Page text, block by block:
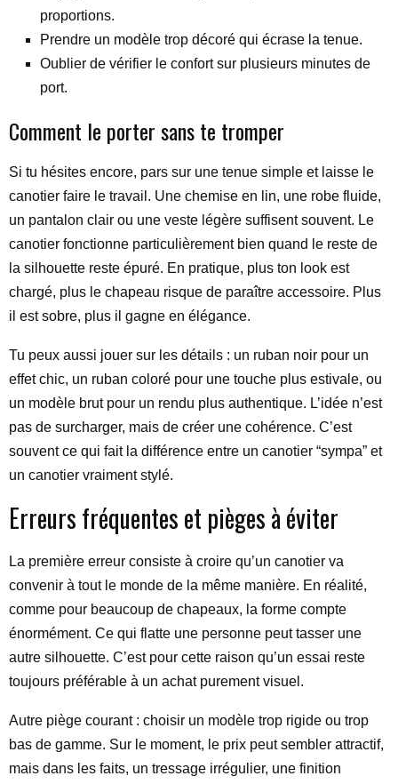
proportions.
Prendre un modèle trop décoré qui écrase la tenue.
Oublier de vérifier le confort sur plusieurs minutes de
port.
Comment le porter sans te tromper
Si tu hésites encore, pars sur une tenue simple et laisse le
canotier faire le travail. Une chemise en lin, une robe fluide,
un pantalon clair ou une veste légère suffisent souvent. Le
canotier fonctionne particulièrement bien quand le reste de
la silhouette reste épuré. En pratique, plus ton look est
chargé, plus le chapeau risque de paraître accessoire. Plus
il est sobre, plus il gagne en élégance.
Tu peux aussi jouer sur les détails : un ruban noir pour un
effet chic, un ruban coloré pour une touche plus estivale, ou
un modèle brut pour un rendu plus authentique. L’idée n’est
pas de surcharger, mais de créer une cohérence. C’est
souvent ce qui fait la différence entre un canotier “sympa” et
un canotier vraiment stylé.
Erreurs fréquentes et pièges à éviter
La première erreur consiste à croire qu’un canotier va
convenir à tout le monde de la même manière. En réalité,
comme pour beaucoup de chapeaux, la forme compte
énormément. Ce qui flatte une personne peut tasser une
autre silhouette. C’est pour cette raison qu’un essai reste
toujours préférable à un achat purement visuel.
Autre piège courant : choisir un modèle trop rigide ou trop
bas de gamme. Sur le moment, le prix peut sembler attractif,
mais dans les faits, un tressage irrégulier, une finition